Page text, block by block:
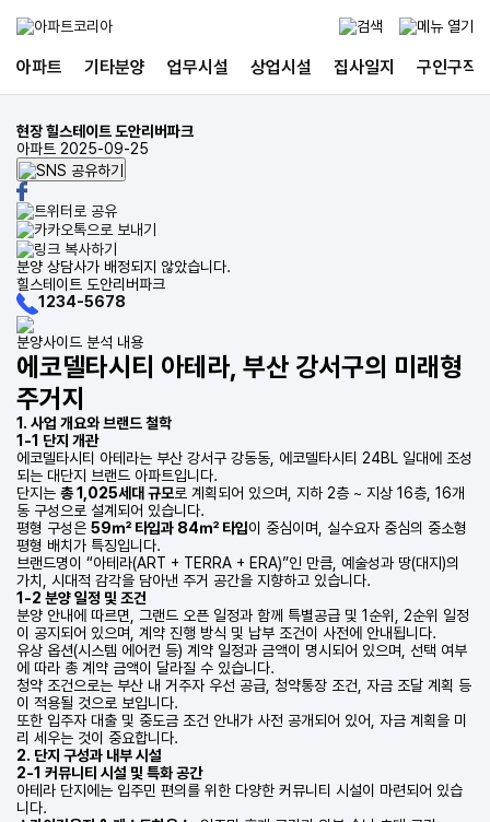
아파트 기타분양 업무시설 상업시설 집사일지 구인구직
현장힐스테이트 도안리버파크
아파트 2025-09-25
분양 상담사가 배정되지 않았습니다.
힐스테이트 도안리버파크
1234-5678
분양사이드 분석 내용
에코델타시티 아테라, 부산 강서구의 미래형
주거지
1. 사업 개요와 브랜드 철학
1-1 단지 개관
에코델타시티 아테라는 부산 강서구 강동동, 에코델타시티 24BL 일대에 조성
되는 대단지 브랜드 아파트입니다.
단지는 총 1,025세대 규모로 계획되어 있으며, 지하 2층 ~ 지상 16층, 16개
동 구성으로 설계되어 있습니다.
평형 구성은 59㎡ 타입과 84㎡ 타입이 중심이며, 실수요자 중심의 중소형
평형 배치가 특징입니다.
브랜드명이 “아테라(ART + TERRA + ERA)”인 만큼, 예술성과 땅(대지)의
가치, 시대적 감각을 담아낸 주거 공간을 지향하고 있습니다.
1-2 분양 일정 및 조건
분양 안내에 따르면, 그랜드 오픈 일정과 함께 특별공급 및 1순위, 2순위 일정
이 공지되어 있으며, 계약 진행 방식 및 납부 조건이 사전에 안내됩니다.
유상 옵션(시스템 에어컨 등) 계약 일정과 금액이 명시되어 있으며, 선택 여부
에 따라 총 계약 금액이 달라질 수 있습니다.
청약 조건으로는 부산 내 거주자 우선 공급, 청약통장 조건, 자금 조달 계획 등
이 적용될 것으로 보입니다.
또한 입주자 대출 및 중도금 조건 안내가 사전 공개되어 있어, 자금 계획을 미
리 세우는 것이 중요합니다.
2. 단지 구성과 내부 시설
2-1 커뮤니티 시설 및 특화 공간
아테라 단지에는 입주민 편의를 위한 다양한 커뮤니티 시설이 마련되어 있습
니다.